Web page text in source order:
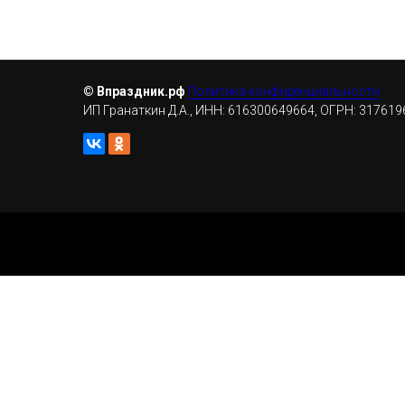
© Впраздник.рф Политика конфиденциальности
ИП Гранаткин Д.А., ИНН: 616300649664, ОГРН: